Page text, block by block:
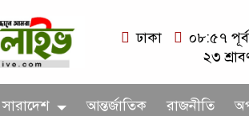
ঢাকা
০৮:৫৭
২৩
সারাদেশ আন্তর্জাতিক রাজনীতি